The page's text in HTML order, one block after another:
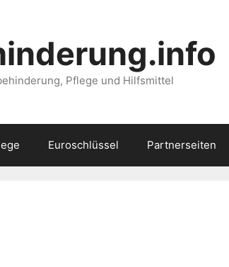
Pflege und Hilfsmittel
Euroschlüssel Partnerseiten